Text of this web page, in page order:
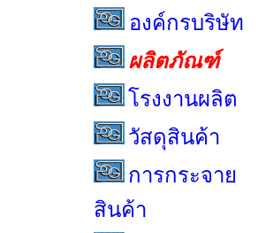
องค์กรบริษัท
ผลิตภัณฑ์
โรงงานผลิต
วัสดุสินค้า
การกระจาย
สินค้า